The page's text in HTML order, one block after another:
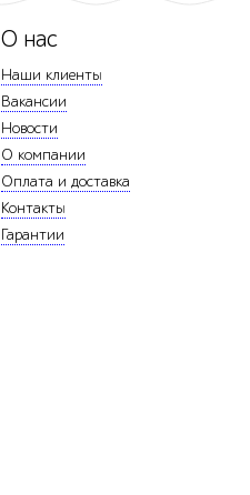
О нас
Наши клиенты
Вакансии
Новости
О компании
Оплата и доставка
Контакты
Гарантии